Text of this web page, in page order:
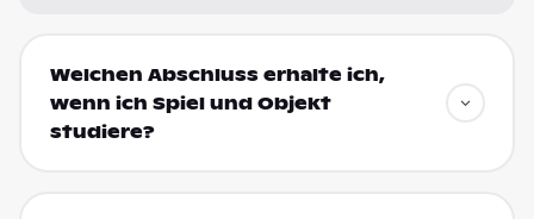
Welchen Abschluss erhalte ich,
wenn ich Spiel und Objekt
studiere?